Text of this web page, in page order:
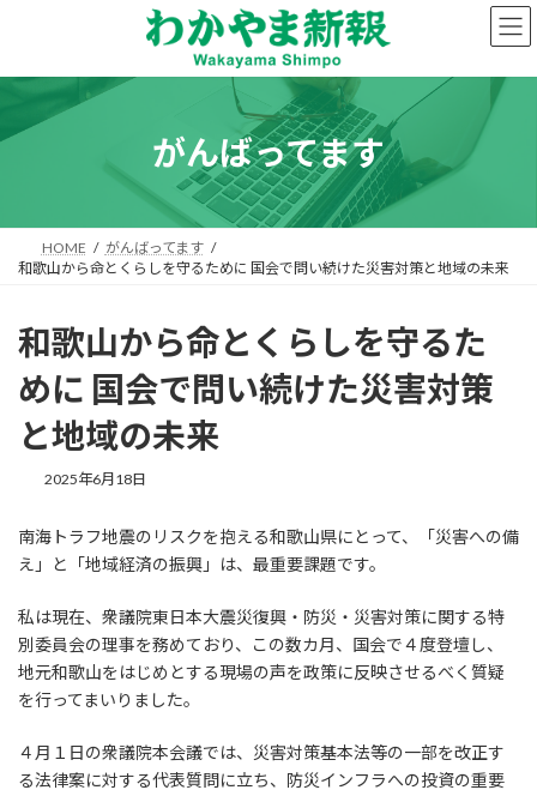
ン
へ
プ
ー
ョ
動
がんばってます
HOME
がんばってます
和歌山から命とくらしを守るために 国会で問い続けた災害対策と地域の未来
和歌山から命とくらしを守るた
めに 国会で問い続けた災害対策
と地域の未来
2025年6月18日
南海トラフ地震のリスクを抱える和歌山県にとって、「災害への備
え」と「地域経済の振興」は、最重要課題です。
私は現在、衆議院東日本大震災復興・防災・災害対策に関する特
別委員会の理事を務めており、この数カ月、国会で４度登壇し、
地元和歌山をはじめとする現場の声を政策に反映させるべく質疑
を行ってまいりました。
４月１日の衆議院本会議では、災害対策基本法等の一部を改正す
る法律案に対する代表質問に立ち、防災インフラへの投資の重要